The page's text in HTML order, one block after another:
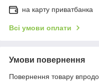
на карту приватбанка
Всі умови оплати
Умови повернення
Повернення товару